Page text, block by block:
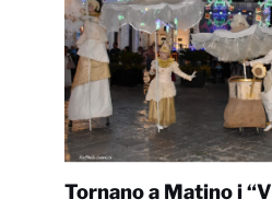
Tornano a Matino i